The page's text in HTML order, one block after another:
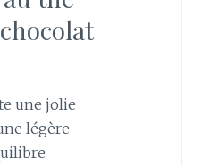
une jolie
légère